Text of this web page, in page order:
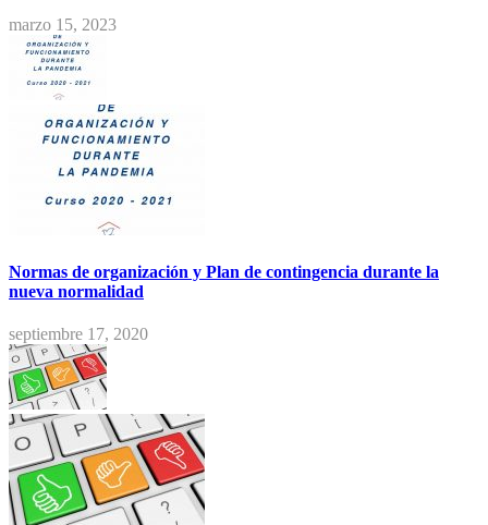
marzo 15, 2023
Normas de organización y Plan de contingencia durante la
nueva normalidad
septiembre 17, 2020